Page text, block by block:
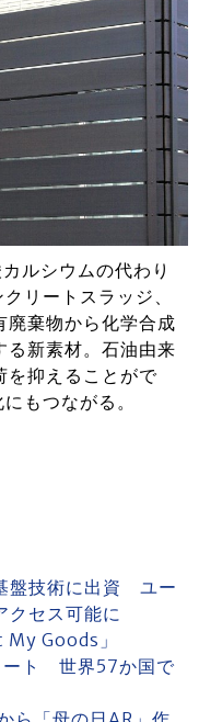
ルシウムの代わり
リートスラッジ、
廃棄物から化学合成
る新素材。石油由来
を抑えることがで
もつながる。
技術に出資 ユー
セス可能に
My Goods」
ート 世界57か国で